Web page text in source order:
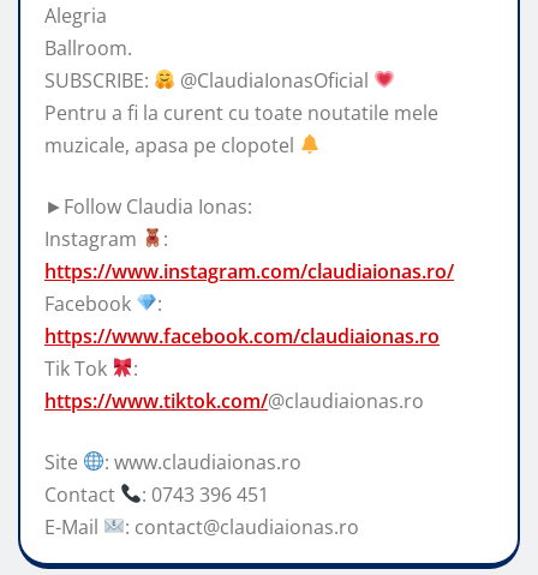
Alegria
Ballroom.
SUBSCRIBE:
@ClaudiaIonasOficial
Pentru a fi la curent cu toate noutatile mele
muzicale, apasa pe clopotel
►Follow Claudia Ionas:
Instagram
:
https://www.instagram.com/claudiaionas.ro/
Facebook
:
https://www.facebook.com/claudiaionas.ro
Tik Tok
:
https://www.tiktok.com/@claudiaionas.ro
Site
: www.claudiaionas.ro
Contact
: 0743 396 451
E-Mail
: contact@claudiaionas.ro